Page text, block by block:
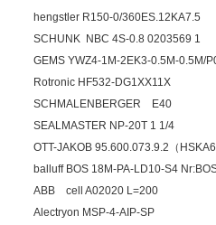
hengstler R150-0/360ES.12KA7.5
SCHUNK NBC 4S-0.8 0203569 1
GEMS YWZ4-1M-2EK3-0.5M-0.5M/
Rotronic HF532-DG1XX11X
SCHMALENBERGER E40
SEALMASTER NP-20T 1 1/4
OTT-JAKOB 95.600.073.9.2（
balluff BOS 18M-PA-LD10-S4
ABB cell A02020 L=200
Alectryon MSP-4-AIP-SP